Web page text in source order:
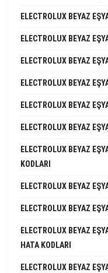
ELECTROLUX BEYAZ
ELECTROLUX BEYAZ
ELECTROLUX BEYAZ
ELECTROLUX BEYAZ
ELECTROLUX BEYAZ
ELECTROLUX BEYAZ
ELECTROLUX BEYAZ
KODLARI
ELECTROLUX BEYAZ
ELECTROLUX BEYAZ
ELECTROLUX BEYAZ
HATA KODLARI
ELECTROLUX BEYAZ